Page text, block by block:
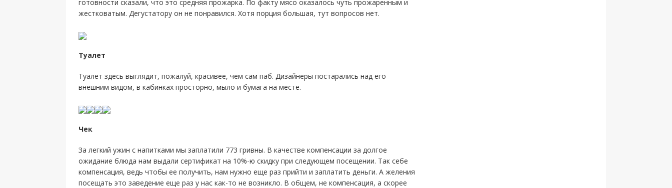
готовности сказали, что это средняя прожарка. По факту мясо оказалось чуть прожаренным и
жестковатым. Дегустатору он не понравился. Хотя порция большая, тут вопросов нет.
Туалет
Туалет здесь выглядит, пожалуй, красивее, чем сам паб. Дизайнеры постарались над его
внешним видом, в кабинках просторно, мыло и бумага на месте.
Чек
За легкий ужин с напитками мы заплатили 773 гривны. В качестве компенсации за долгое
ожидание блюда нам выдали сертификат на 10%-ю скидку при следующем посещении. Так себе
компенсация, ведь чтобы ее получить, нам нужно еще раз прийти и заплатить деньги. А желения
посещать это заведение еще раз у нас как-то не возникло. В общем, не компенсация, а скорее